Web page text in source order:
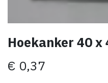
Hoekanker 40 x
€ 0,37